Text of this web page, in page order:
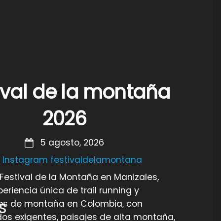
de la montaña
2026
5 agosto, 2026
Instagram festivaldelamontana
de la Montaña en Manizales,
única de trail running y
de montaña en Colombia, con
exigentes, paisajes de alta montaña,